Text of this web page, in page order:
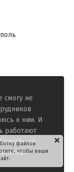
смогу не
к ним. И
работают
за
файлов
чтобы ваши